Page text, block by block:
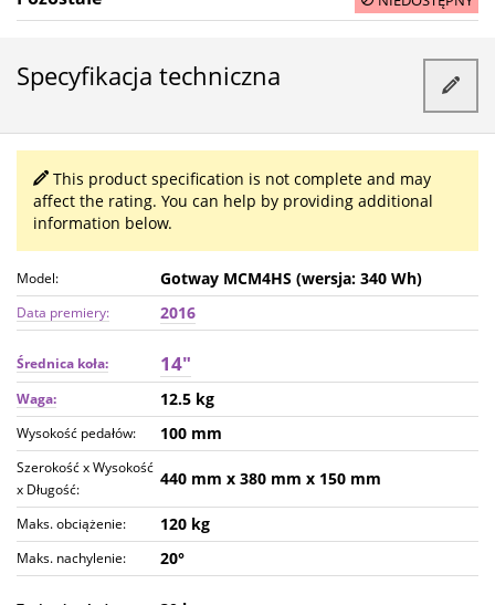
Specyfikacja techniczna
This product specification is not complete and may
affect the rating. You can help by providing additional
information below.
Model: Gotway MCM4HS (wersja: 340 Wh)
Data premiery: 2016
Średnica koła: 14"
Waga: 12.5 kg
Wysokość pedałów: 100 mm
Szerokość x Wysokość
x Długość:
440 mm x 380 mm x 150 mm
Maks. obciążenie: 120 kg
Maks. nachylenie: 20°